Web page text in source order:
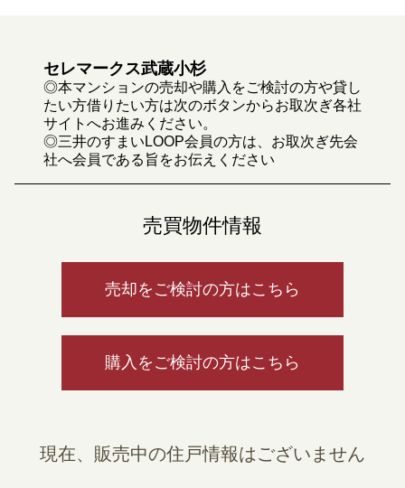
セレマークス武蔵小杉
◎本マンションの売却や購入をご検討の方や貸し
たい方借りたい方は次のボタンからお取次ぎ各社
サイトへお進みください。
◎三井のすまいLOOP会員の方は、お取次ぎ先会
社へ会員である旨をお伝えください
売買物件情報
売却をご検討の方はこちら
購入をご検討の方はこちら
現在、販売中の住戸情報はございません